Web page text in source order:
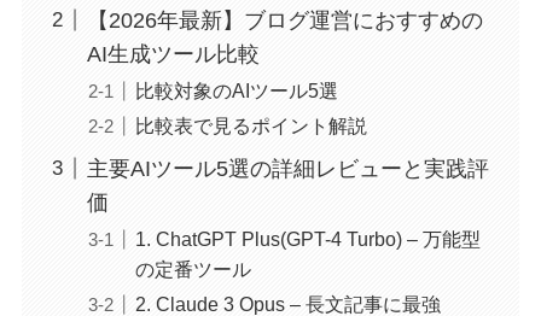
【2026年最新】ブログ運営におすすめの
AI生成ツール比較
比較対象のAIツール5選
比較表で見るポイント解説
主要AIツール5選の詳細レビューと実践評
価
1. ChatGPT Plus(GPT-4 Turbo) – 万能型
の定番ツール
2. Claude 3 Opus – 長文記事に最強